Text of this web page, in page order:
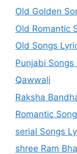
Old Golden
Old Romantic
Old Songs
Punjabi Songs
Qawwali
Raksha
Romantic
serial Songs
shree Ram